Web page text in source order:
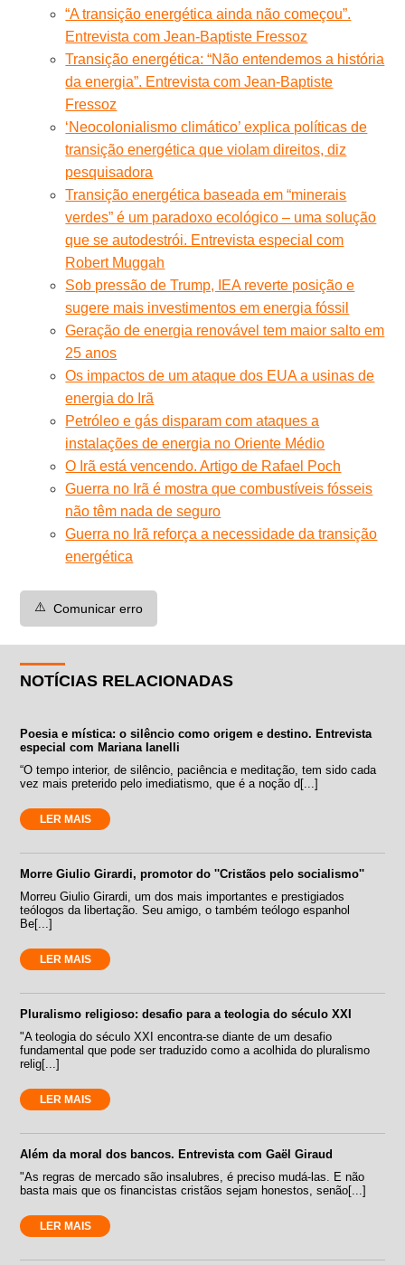
“A transição energética ainda não começou”.
Entrevista com Jean-Baptiste Fressoz
Transição energética: “Não entendemos a história
da energia”. Entrevista com Jean-Baptiste
Fressoz
‘Neocolonialismo climático’ explica políticas de
transição energética que violam direitos, diz
pesquisadora
Transição energética baseada em “minerais
verdes” é um paradoxo ecológico – uma solução
que se autodestrói. Entrevista especial com
Robert Muggah
Sob pressão de Trump, IEA reverte posição e
sugere mais investimentos em energia fóssil
Geração de energia renovável tem maior salto em
25 anos
Os impactos de um ataque dos EUA a usinas de
energia do Irã
Petróleo e gás disparam com ataques a
instalações de energia no Oriente Médio
O Irã está vencendo. Artigo de Rafael Poch
Guerra no Irã é mostra que combustíveis fósseis
não têm nada de seguro
Guerra no Irã reforça a necessidade da transição
energética
⚠️ Comunicar erro
NOTÍCIAS RELACIONADAS
Poesia e mística: o silêncio como origem e destino. Entrevista
especial com Mariana Ianelli
“O tempo interior, de silêncio, paciência e meditação, tem sido cada
vez mais preterido pelo imediatismo, que é a noção d[...]
LER MAIS
Morre Giulio Girardi, promotor do ''Cristãos pelo socialismo''
Morreu Giulio Girardi, um dos mais importantes e prestigiados
teólogos da libertação. Seu amigo, o também teólogo espanhol
Be[...]
LER MAIS
Pluralismo religioso: desafio para a teologia do século XXI
"A teologia do século XXI encontra-se diante de um desafio
fundamental que pode ser traduzido como a acolhida do pluralismo
relig[...]
LER MAIS
Além da moral dos bancos. Entrevista com Gaël Giraud
"As regras de mercado são insalubres, é preciso mudá-las. E não
basta mais que os financistas cristãos sejam honestos, senão[...]
LER MAIS